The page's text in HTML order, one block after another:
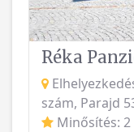
Réka
szám, Parajd
Minősítés: 2